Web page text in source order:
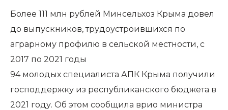
Более 111 млн рублей Минсельхоз Крыма довел
до выпускников, трудоустроившихся по
аграрному профилю в сельской местности, с
2017 по 2021 годы
94 молодых специалиста АПК Крыма получили
господдержку из республиканского бюджета в
2021 году. Об этом сообщила врио министра